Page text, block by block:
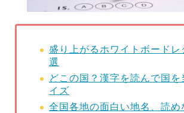
盛り上がるホワイトボードレ
選
どこの国？漢字を読んで国を
イズ
全国各地の面白い地名、読め